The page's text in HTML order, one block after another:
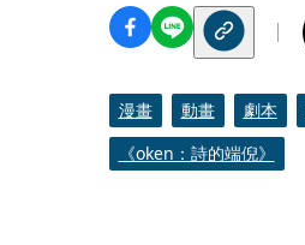
漫畫 動畫 劇本
《oken：詩的端倪》